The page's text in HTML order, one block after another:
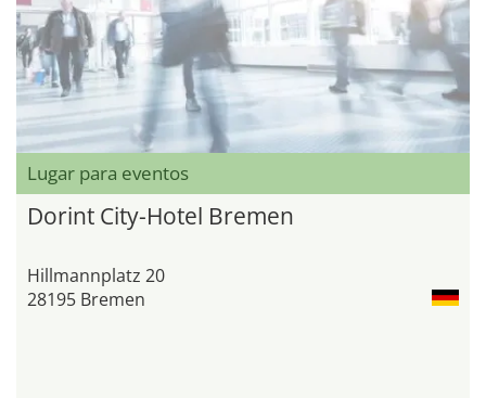
Lugar para eventos
Dorint City-Hotel Bremen
Hillmannplatz 20
28195 Bremen